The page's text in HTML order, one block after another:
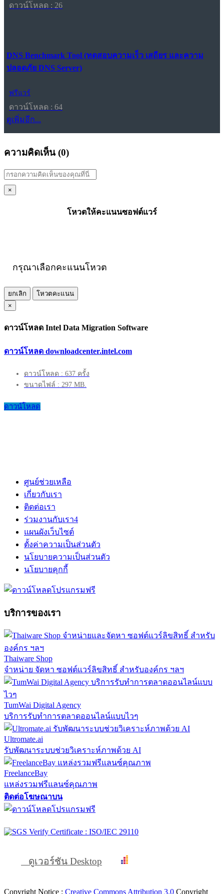
ดาวน์โหลด : 26
DNS Benchmark Tool (ทดสอบความเร็ว เสถียร และความ
ปลอดภัย DNS Server)
ฟรีแวร์
ดาวน์โหลด : 64
ดูเพิ่มอีก...
ความคิดเห็น (0)
×
โหวตให้คะแนนซอฟต์แวร์
กรุณาเลือกคะแนนโหวต
ยกเลิก
โหวตคะแนน
×
ดาวน์โหลด Intel Data Migration Software
ดาวน์โหลด downloadcenter.intel.com
ดาวน์โหลด : 637 ครั้ง
ขนาดไฟล์ : 297 MB.
ดาวน์โหลด
ศูนย์ช่วยเหลือ
เกี่ยวกับเรา
ติดต่อเรา
ร่วมงานกับเรา4
แผนผังเว็บไซต์
ตั้งค่าความเป็นส่วนตัว
นโยบายความเป็นส่วนตัว
นโยบายคุกกี้
บริการของเรา
Thaiware Shop
จำหน่าย จัดหา ซอฟต์แวร์ลิขสิทธิ์ สำหรับองค์กร ฯลฯ
TumWai Digital Agency
บริการรับทำการตลาดออนไลน์แบบไวๆ
Ultromate.ai
รับพัฒนาระบบช่วยวิเคราะห์ภาพด้วย AI
FreelanceBay
แหล่งรวมฟรีแลนซ์คุณภาพ
ติดต่อโฆษณาบน
ดูเวอร์ชัน Desktop
Copyright Notice : Creative Commons Attribution 3.0 Copyright